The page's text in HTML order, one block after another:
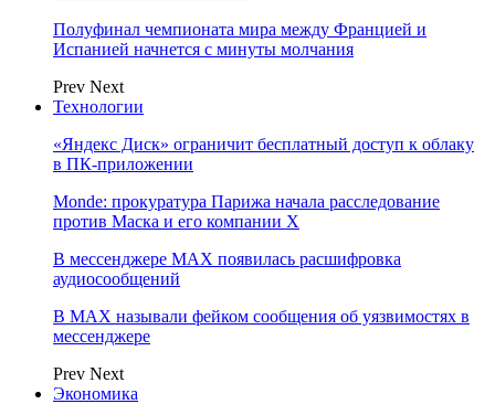
Полуфинал чемпионата мира между Францией и
Испанией начнется с минуты молчания
Prev Next
Технологии
«Яндекс Диск» ограничит бесплатный доступ к облаку
в ПК-приложении
Monde: прокуратура Парижа начала расследование
против Маска и его компании X
В мессенджере MAX появилась расшифровка
аудиосообщений
В МAX называли фейком сообщения об уязвимостях в
мессенджере
Prev Next
Экономика